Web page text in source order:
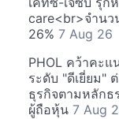
care<br>จำนว
26% 7 Aug 26
PHOL คว้าคะแ
ระดับ "ดีเยี่ยม"
ธุรกิจตามหลักธ
ผู้ถือหุ้น 7 Aug